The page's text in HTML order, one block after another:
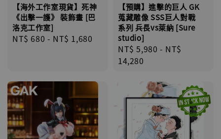
【海外工作室現貨】死神
《出擊一護》 裝飾畫 [巴
洛克工作室]
Regular
NT$ 680 - NT$ 1,680
【預購】進擊的巨人 GK
蒐藏雕像 SSS巨人對戰
系列 兵長vs萊納 [Sure
studio]
Regular
price
NT$ 5,980 - NT$
14,280